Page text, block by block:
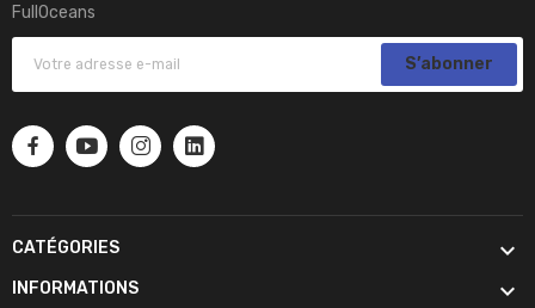
FullOceans
S’abonner
CATÉGORIES 
INFORMATIONS 